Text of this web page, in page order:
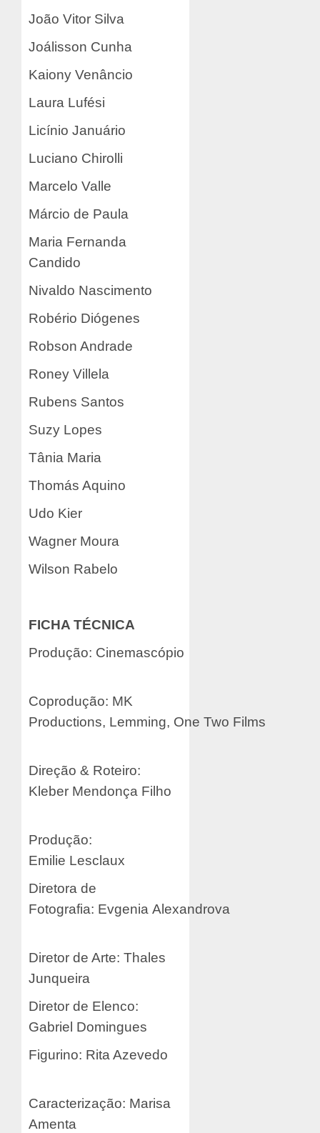
João Vitor Silva
Joálisson Cunha
Kaiony Venâncio
Laura Lufési
Licínio Januário
Luciano Chirolli
Marcelo Valle
Márcio de Paula
Maria Fernanda
Candido
Nivaldo Nascimento
Robério Diógenes
Robson Andrade
Roney Villela
Rubens Santos
Suzy Lopes
Tânia Maria
Thomás Aquino
Udo Kier
Wagner Moura
Wilson Rabelo
FICHA TÉCNICA
Produção: Cinemascópio
Coprodução: MK
Productions, Lemming, One Two Films
Direção & Roteiro:
Kleber Mendonça Filho
Produção:
Emilie Lesclaux
Diretora de
Fotografia: Evgenia Alexandrova
Diretor de Arte: Thales
Junqueira
Diretor de Elenco:
Gabriel Domingues
Figurino: Rita Azevedo
Caracterização: Marisa
Amenta